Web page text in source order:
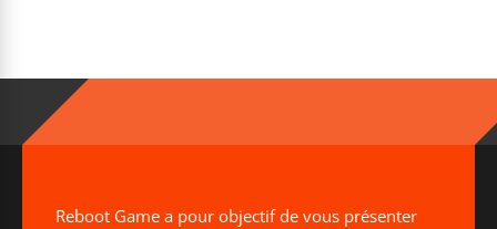
Reboot Game a pour objectif de vous présenter